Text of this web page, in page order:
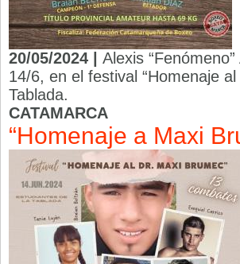
20/05/2024 | Alexis
14/6, en el festival “Homenaje
Tablada.
CATAMARCA
“Homenaje a Maxi